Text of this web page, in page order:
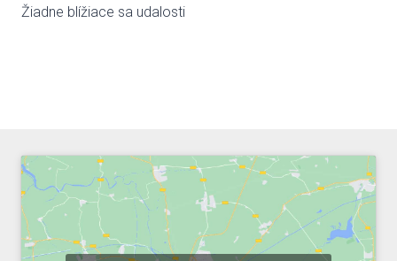
Žiadne blížiace sa udalosti